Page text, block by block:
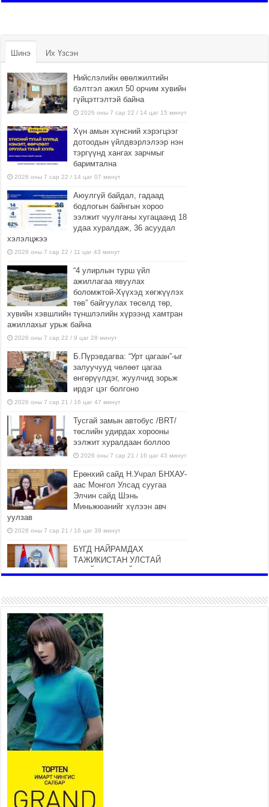
Шинэ Их Үзсэн
Нийслэлийн өвөлжилтийн
бэлтгэл ажил 50 орчим хувийн
гүйцэтгэлтэй байна
2026 оны 7 сар 22 / 14 цаг 15 минут
Хүн амын хүнсний хэрэгцээг
дотоодын үйлдвэрлэлээр нэн
тэргүүнд хангах зарчмыг
баримтална
2026 оны 7 сар 22 / 14 цаг 07 минут
Аюулгүй байдал, гадаад
бодлогын байнгын хороо
ээлжит чуулганы хугацаанд 18
удаа хуралдаж, 36 асуудал
хэлэлцжээ
2026 оны 7 сар 22 / 11 цаг 43 минут
“4 улирлын турш үйл
ажиллагаа явуулах
боломжтой-Хүүхэд хөгжүүлэх
төв” байгуулах төсөлд төр,
хувийн хэвшлийн түншлэлийн хүрээнд хамтран
ажиллахыг урьж байна
2026 оны 7 сар 22 / 9 цаг 28 минут
Б.Пүрэвдагва: “Урт цагаан”-ыг
залуучууд чөлөөт цагаа
өнгөрүүлдэг, жуулчид зорьж
ирдэг цэг болгоно
2026 оны 7 сар 21 / 16 цаг 47 минут
Тусгай замын автобус /BRT/
төслийн удирдах хорооны
ээлжит хуралдаан боллоо
2026 оны 7 сар 21 / 16 цаг 43 минут
Ерөнхий сайд Н.Учрал БНХАУ-
аас Монгол Улсад суугаа
Элчин сайд Шэнь
Миньжюанийг хүлээн авч
уулзав
2026 оны 7 сар 21 / 16 цаг 39 минут
БҮГД НАЙРАМДАХ
ТАЖИКИСТАН УЛСТАЙ
26,992 суралцагч хотхоны бага
сургуульд, 8100 суралцагч
төрөлжсөн ахлах сургуульд
суралцана
2026 оны 7 сар 21 / 13 цаг 43 минут
COP17 хурлын үеэрх замын
хөдөлгөөн, нийтийн тээврийн
зохицуулалт, сургууль,
цэцэрлэг, зах, худалдааны
төвийн ажиллах хуваарийг гаргаж, иргэдэд
мэдээлэхийг үүрэг болголоо
2026 оны 7 сар 21 / 11 цаг 59 минут
Гэр бүлийн хэрэг шүүхэд хянан шийдвэрлэх
тухай хуулиар хүүхдийн дээд ашиг сонирхлыг
нэн тэргүүнд хангахыг баталгаажууллаа
2026 оны 7 сар 21 / 11 цаг 42 минут